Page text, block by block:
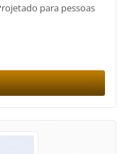
para pessoas